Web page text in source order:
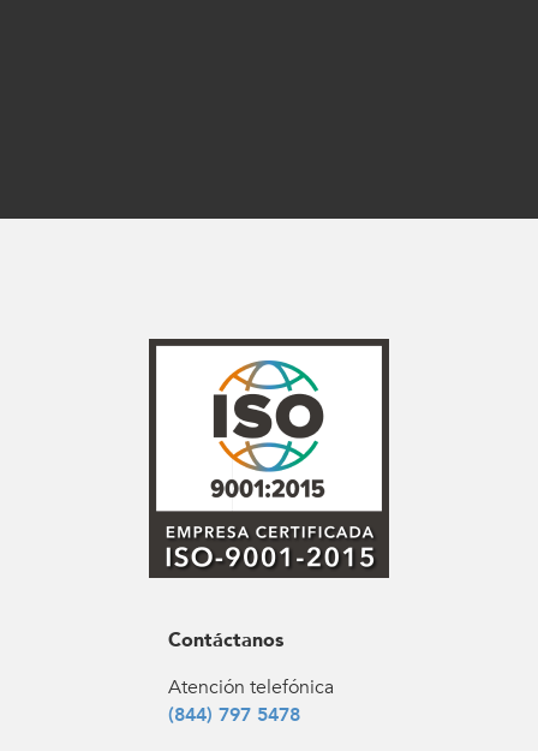
Contáctanos
Atención telefónica
(844) 797 5478